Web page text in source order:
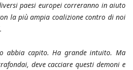
paesi europei correranno in aiuto
la più ampia coalizione contro di noi
abbia capito. Ha grande intuito. Ma
deve cacciare questi demoni e